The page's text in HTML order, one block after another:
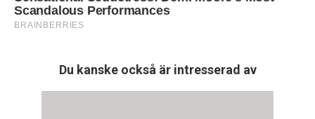
Du kanske också är intresserad av